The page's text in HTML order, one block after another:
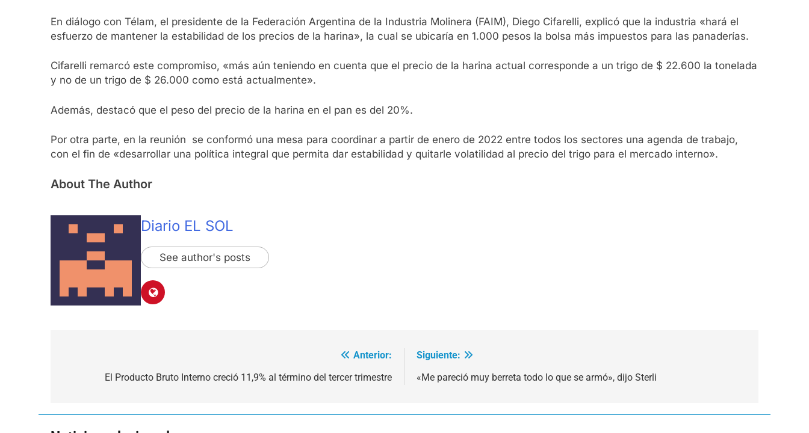
En diálogo con Télam, el presidente de la Federación Argentina de la Industria Molinera (FAIM), Diego Cifarelli, explicó que la industria «hará el
esfuerzo de mantener la estabilidad de los precios de la harina», la cual se ubicaría en 1.000 pesos la bolsa más impuestos para las panaderías.
Cifarelli remarcó este compromiso, «más aún teniendo en cuenta que el precio de la harina actual corresponde a un trigo de $ 22.600 la tonelada
y no de un trigo de $ 26.000 como está actualmente».
Además, destacó que el peso del precio de la harina en el pan es del 20%.
Por otra parte, en la reunión se conformó una mesa para coordinar a partir de enero de 2022 entre todos los sectores una agenda de trabajo,
con el fin de «desarrollar una política integral que permita dar estabilidad y quitarle volatilidad al precio del trigo para el mercado interno».
About The Author
Diario EL SOL
See author's posts
Anterior:
El Producto Bruto Interno creció 11,9% al término del tercer trimestre
Siguiente:
«Me pareció muy berreta todo lo que se armó», dijo Sterli